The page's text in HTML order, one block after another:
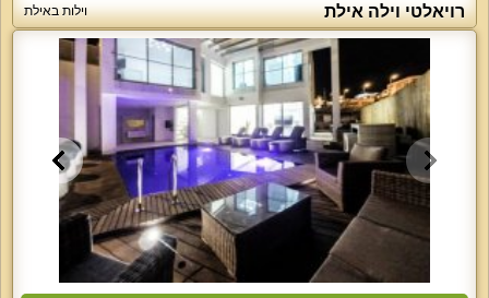
רויאלטי וילה אילת וילות באילת